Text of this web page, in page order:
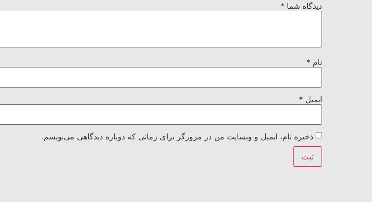
دیدگاه شما *
نام *
ایمیل *
ذخیره نام، ایمیل و وبسایت من در مرورگر برای زمانی که دوباره دیدگاهی می‌نویسم.